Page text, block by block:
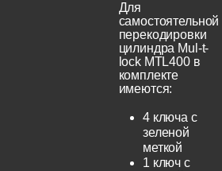
Для
самостоятельной
перекодировки
цилиндра Mul-t-
lock MTL400 в
комплекте
имеются:
4 ключа с
зеленой
меткой
1 ключ с